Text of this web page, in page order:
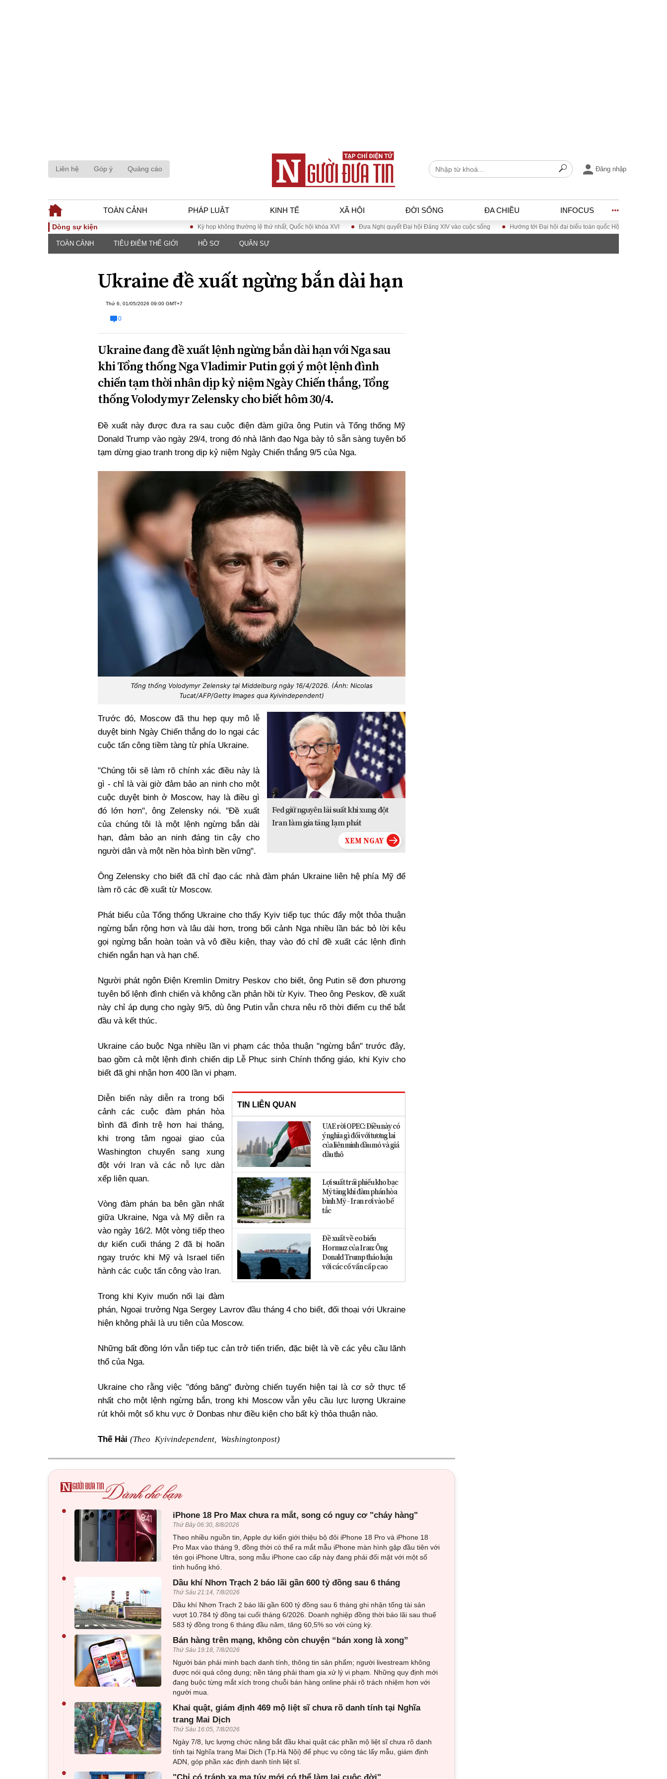
Liên hệ Góp ý Quảng cáo Đăng nhập
TOÀN CẢNH PHÁP LUẬT KINH TẾ XÃ HỘI ĐỜI SỐNG ĐA CHIỀU INFOCUS
TOÀN CẢNH
Chính sách
Đối thoại
PHÁP LUẬT
Góc nhìn luật gia
Tài chính - Ngân
hàng
trường
Tiêu dùng và dư
Công nghệ
Quan điểm
Xi nhan Trái Phải
Dòng sự kiện Kỳ họp không thường lệ thứ nhất, Quốc hội khóa XVI Đưa Nghị quyết Đại hội Đảng XIV vào cuộc sống Hướng tới Đại hội đại biểu toàn quốc Hội Luật gia Việt Nam lần
TOÀN CẢNH TIÊU ĐIỂM THẾ GIỚI HỒ SƠ QUÂN SỰ
Ukraine đề xuất ngừng bắn dài hạn
Thứ 6, 01/05/2026 09:00 GMT+7
0
Ukraine đang đề xuất lệnh ngừng bắn dài hạn với Nga sau
khi Tổng thống Nga Vladimir Putin gợi ý một lệnh đình
chiến tạm thời nhân dịp kỷ niệm Ngày Chiến thắng, Tổng
thống Volodymyr Zelensky cho biết hôm 30/4.
Đề xuất này được đưa ra sau cuộc điện đàm giữa ông Putin và Tổng thống Mỹ
Donald Trump vào ngày 29/4, trong đó nhà lãnh đạo Nga bày tỏ sẵn sàng tuyên bố
tạm dừng giao tranh trong dịp kỷ niệm Ngày Chiến thắng 9/5 của Nga.
Tổng thống Volodymyr Zelensky tại Middelburg ngày 16/4/2026. (Ảnh: Nicolas
Tucat/AFP/Getty Images qua Kyivindependent)
Fed giữ nguyên lãi suất khi xung đột
Iran làm gia tăng lạm phát
Trước đó, Moscow đã thu hẹp quy mô lễ
duyệt binh Ngày Chiến thắng do lo ngại các
cuộc tấn công tiềm tàng từ phía Ukraine.
"Chúng tôi sẽ làm rõ chính xác điều này là
gì - chỉ là vài giờ đảm bảo an ninh cho một
cuộc duyệt binh ở Moscow, hay là điều gì
đó lớn hơn", ông Zelensky nói. "Đề xuất
của chúng tôi là một lệnh ngừng bắn dài
hạn, đảm bảo an ninh đáng tin cậy cho
người dân và một nền hòa bình bền vững".
Ông Zelensky cho biết đã chỉ đạo các nhà đàm phán Ukraine liên hệ phía Mỹ để
làm rõ các đề xuất từ Moscow.
Phát biểu của Tổng thống Ukraine cho thấy Kyiv tiếp tục thúc đẩy một thỏa thuận
ngừng bắn rộng hơn và lâu dài hơn, trong bối cảnh Nga nhiều lần bác bỏ lời kêu
gọi ngừng bắn hoàn toàn và vô điều kiện, thay vào đó chỉ đề xuất các lệnh đình
chiến ngắn hạn và hạn chế.
Người phát ngôn Điện Kremlin Dmitry Peskov cho biết, ông Putin sẽ đơn phương
tuyên bố lệnh đình chiến và không cần phản hồi từ Kyiv. Theo ông Peskov, đề xuất
này chỉ áp dụng cho ngày 9/5, dù ông Putin vẫn chưa nêu rõ thời điểm cụ thể bắt
đầu và kết thúc.
Ukraine cáo buộc Nga nhiều lần vi phạm các thỏa thuận "ngừng bắn" trước đây,
bao gồm cả một lệnh đình chiến dịp Lễ Phục sinh Chính thống giáo, khi Kyiv cho
biết đã ghi nhận hơn 400 lần vi phạm.
TIN LIÊN QUAN
UAE rời OPEC: Điều này có
ý nghĩa gì đối với tương lai
của liên minh dầu mỏ và giá
dầu thô
Lợi suất trái phiếu kho bạc
Mỹ tăng khi đàm phán hòa
bình Mỹ - Iran rơi vào bế
tắc
Đề xuất về eo biển
Hormuz của Iran: Ông
Donald Trump thảo luận
với các cố vấn cấp cao
Diễn biến này diễn ra trong bối
cảnh các cuộc đàm phán hòa
bình đã đình trệ hơn hai tháng,
khi trọng tâm ngoại giao của
Washington chuyển sang xung
đột với Iran và các nỗ lực dàn
xếp liên quan.
Vòng đàm phán ba bên gần nhất
giữa Ukraine, Nga và Mỹ diễn ra
vào ngày 16/2. Một vòng tiếp theo
dự kiến cuối tháng 2 đã bị hoãn
ngay trước khi Mỹ và Israel tiến
hành các cuộc tấn công vào Iran.
Trong khi Kyiv muốn nối lại đàm
phán, Ngoại trưởng Nga Sergey Lavrov đầu tháng 4 cho biết, đối thoại với Ukraine
hiện không phải là ưu tiên của Moscow.
Những bất đồng lớn vẫn tiếp tục cản trở tiến triển, đặc biệt là về các yêu cầu lãnh
thổ của Nga.
Ukraine cho rằng việc "đóng băng" đường chiến tuyến hiện tại là cơ sở thực tế
nhất cho một lệnh ngừng bắn, trong khi Moscow vẫn yêu cầu lực lượng Ukraine
rút khỏi một số khu vực ở Donbas như điều kiện cho bất kỳ thỏa thuận nào.
Thế Hải (Theo Kyivindependent, Washingtonpost)
• iPhone 18 Pro Max chưa ra mắt, song có nguy cơ "cháy hàng"
Thứ Bảy 06:30, 8/8/2026
Theo nhiều nguồn tin, Apple dự kiến giới thiệu bộ đôi iPhone 18 Pro và iPhone 18
Pro Max vào tháng 9, đồng thời có thể ra mắt mẫu iPhone màn hình gập đầu tiên với
tên gọi iPhone Ultra, song mẫu iPhone cao cấp này đang phải đối mặt với một số
tình huống khó.
• Dầu khí Nhơn Trạch 2 báo lãi gần 600 tỷ đồng sau 6 tháng
Thứ Sáu 21:14, 7/8/2026
Dầu khí Nhơn Trạch 2 báo lãi gần 600 tỷ đồng sau 6 tháng ghi nhận tổng tài sản
vượt 10.784 tỷ đồng tại cuối tháng 6/2026. Doanh nghiệp đồng thời báo lãi sau thuế
583 tỷ đồng trong 6 tháng đầu năm, tăng 60,5% so với cùng kỳ.
• Bán hàng trên mạng, không còn chuyện “bán xong là xong”
Thứ Sáu 19:18, 7/8/2026
Người bán phải minh bạch danh tính, thông tin sản phẩm; người livestream không
được nói quá công dụng; nền tảng phải tham gia xử lý vi phạm. Những quy định mới
đang buộc từng mắt xích trong chuỗi bán hàng online phải rõ trách nhiệm hơn với
người mua.
•
Khai quật, giám định 469 mộ liệt sĩ chưa rõ danh tính tại Nghĩa
trang Mai Dịch
Thứ Sáu 16:05, 7/8/2026
Ngày 7/8, lực lượng chức năng bắt đầu khai quật các phần mộ liệt sĩ chưa rõ danh
tính tại Nghĩa trang Mai Dịch (Tp.Hà Nội) để phục vụ công tác lấy mẫu, giám định
ADN, góp phần xác định danh tính liệt sĩ.
• "Chỉ có tránh xa ma túy mới có thể làm lại cuộc đời"